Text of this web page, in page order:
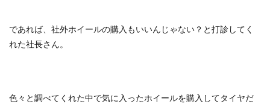
であれば、社外ホイールの購入もいいんじゃない？と打診してく
れた社長さん。
色々と調べてくれた中で気に入ったホイールを購入してタイヤだ